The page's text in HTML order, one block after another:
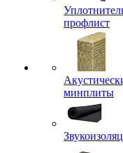
профлист
минплиты